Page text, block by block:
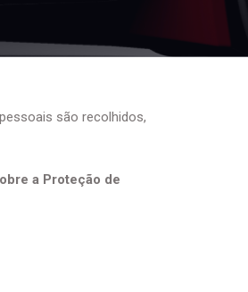
são recolhidos,
a Proteção de